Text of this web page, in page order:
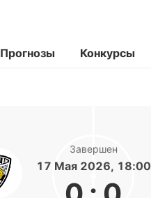
Прогнозы Конкурсы
Завершен
17 Мая 2026, 18:00